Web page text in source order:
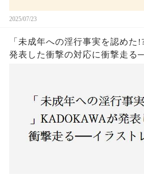
2025/07/23
「未成年への淫行事実を認めた
発表した衝撃の対応に衝撃走る